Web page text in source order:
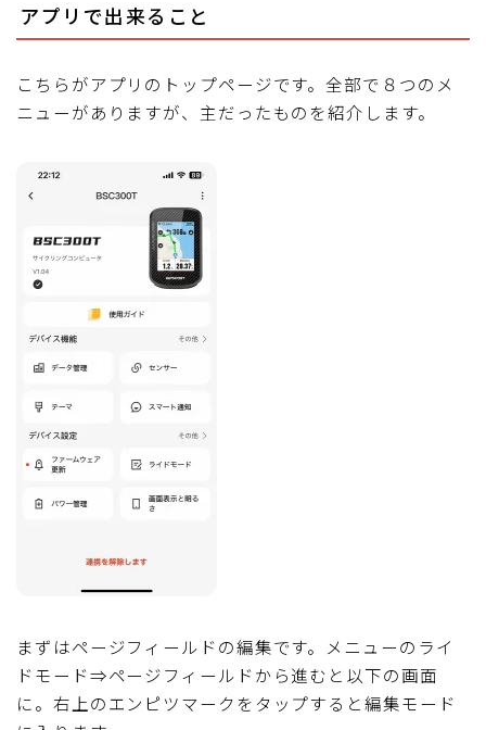
アプリで出来ること
こちらがアプリのトップページです。全部で８つのメ
ニューがありますが、主だったものを紹介します。
まずはページフィールドの編集です。メニューのライ
ドモード⇒ページフィールドから進むと以下の画面
に。右上のエンピツマークをタップすると編集モード